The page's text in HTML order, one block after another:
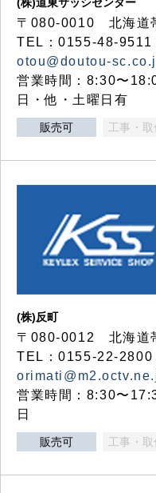
〒080-0010 北海道
TEL：0155-48-
otou@doutou-
営業時間：8:30〜
日・他・土曜日有
販売可 工事・取
(株)反町
〒080-0012 北海道
TEL：0155-22-
営業時間：8:30〜
日
販売可 工事・取